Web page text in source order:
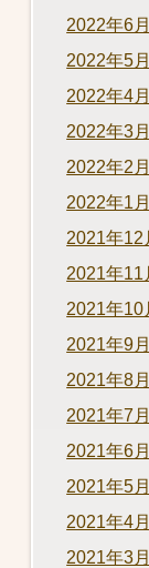
2022年6月
2022年5月
2022年4月
2022年3月
2022年2月
2022年1月
2021年12
2021年11
2021年10
2021年9月
2021年8月
2021年7月
2021年6月
2021年5月
2021年4月
2021年3月